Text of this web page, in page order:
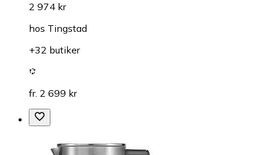
2 974 kr
hos Tingstad
+32 butiker
fr. 2 699 kr